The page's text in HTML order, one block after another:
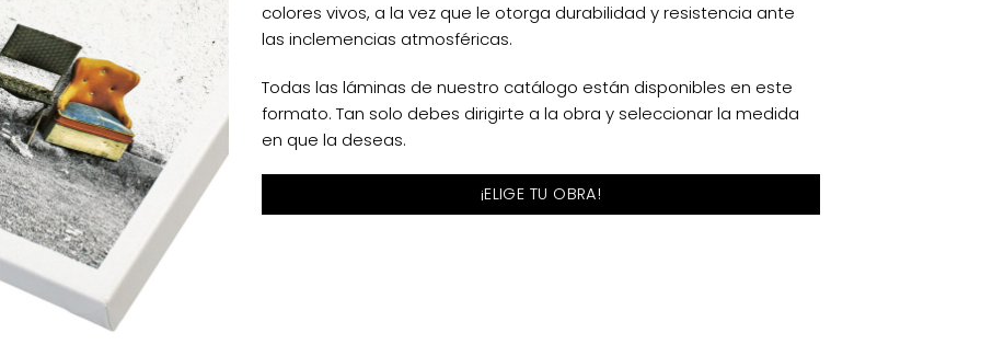
colores vivos, a la vez que le otorga durabilidad y resistencia ante
las inclemencias atmosféricas.
Todas las láminas de nuestro catálogo están disponibles en este
formato. Tan solo debes dirigirte a la obra y seleccionar la medida
en que la deseas.
¡ELIGE TU OBRA!